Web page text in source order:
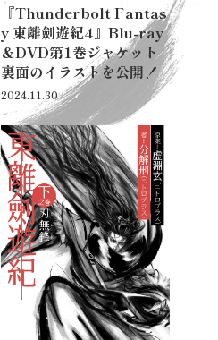
『Thunderbolt Fantas
y 東離劍遊紀4』Blu-ray
＆DVD第1巻ジャケット
裏面のイラストを公開！
2024.11.30